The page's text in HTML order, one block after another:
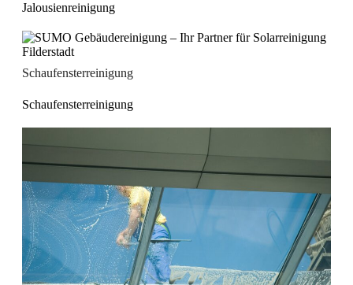
Jalousienreinigung
Schaufensterreinigung
Schaufensterreinigung